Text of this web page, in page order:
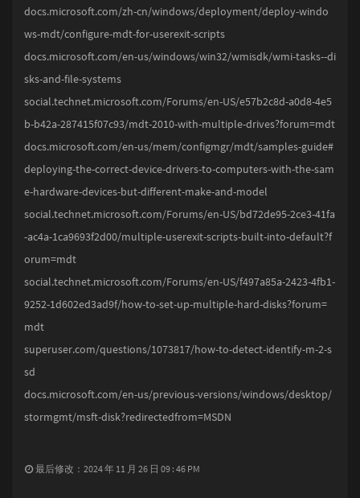
docs.microsoft.com/zh-cn/windows/deployment/deploy-windo
ws-mdt/configure-mdt-for-userexit-scripts
docs.microsoft.com/en-us/windows/win32/wmisdk/wmi-tasks--di
sks-and-file-systems
social.technet.microsoft.com/Forums/en-US/e57b2c8d-a0d8-4e5
b-b42a-287415f07c93/mdt-2010-with-multiple-drives?forum=mdt
docs.microsoft.com/en-us/mem/configmgr/mdt/samples-guide#
deploying-the-correct-device-drivers-to-computers-with-the-sam
e-hardware-devices-but-different-make-and-model
social.technet.microsoft.com/Forums/en-US/bd72de95-2ce3-41fa
-ac4a-1ca9693f2d00/multiple-userexit-scripts-built-into-default?f
orum=mdt
social.technet.microsoft.com/Forums/en-US/f497a85a-2423-4fb1-
9252-1d602ed3ad9f/how-to-set-up-multiple-hard-disks?forum=
mdt
superuser.com/questions/1073817/how-to-detect-identify-m-2-s
sd
docs.microsoft.com/en-us/previous-versions/windows/desktop/
stormgmt/msft-disk?redirectedfrom=MSDN
最后修改：2024 年 11 月 26 日 09 : 46 PM